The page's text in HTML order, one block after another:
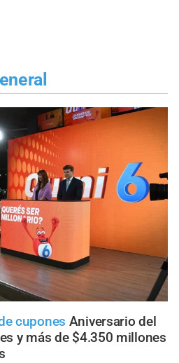
cupones Aniversario del
y más de $4.350 millones